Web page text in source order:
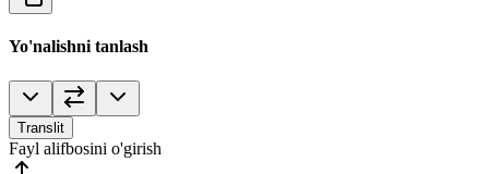
Yo'nalishni tanlash
Translit
Fayl alifbosini o'girish